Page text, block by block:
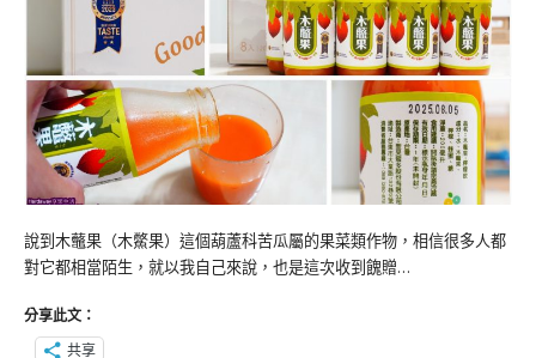
說到木虌果（木鱉果）這個葫蘆科苦瓜屬的果菜類作物，相信很多人都
對它都相當陌生，就以我自己來說，也是這次收到餽贈…
分享此文：
共享